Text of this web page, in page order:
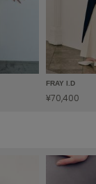
FRAY I.D
¥70,400